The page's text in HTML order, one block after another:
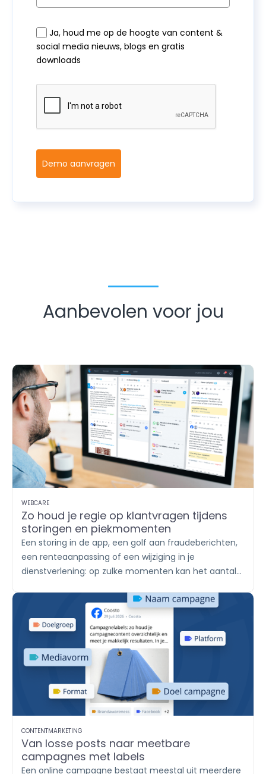
Ja, houd me op de hoogte van content &
social media nieuws, blogs en gratis
downloads
Demo aanvragen
Aanbevolen voor jou
WEBCARE
Zo houd je regie op klantvragen tijdens
storingen en piekmomenten
Een storing in de app, een golf aan fraudeberichten,
een renteaanpassing of een wijziging in je
dienstverlening: op zulke momenten kan het aantal
stuurt een WhatsApp-bericht, een ander reageert
onder een socialmediapost en weer een ander
plaatst een review. MetEngagebreng je alle
berichten samen, verdeel je het werk onder teams
en help je klanten met een duidelijk en consistent
CONTENTMARKETING
Van losse posts naar meetbare
campagnes met labels
Een online campagne bestaat meestal uit meerdere